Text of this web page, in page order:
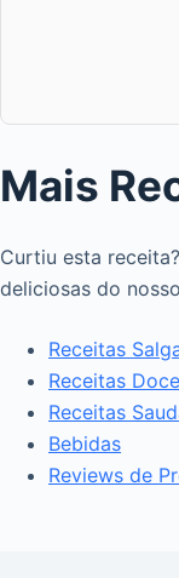
Mais
Curtiu esta
deliciosas do
Receitas
Receitas
Receitas
Bebidas
Reviews de